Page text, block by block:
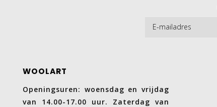
WOOLART
Openingsuren: woensdag en vrijdag
van 14.00-17.00 uur. Zaterdag van